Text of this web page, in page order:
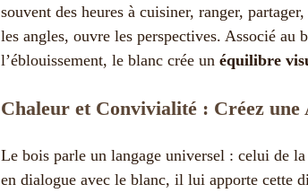
souvent des heures à cuisiner, ranger,
les angles, ouvre les perspectives. Associé
l’éblouissement, le blanc crée un équilibre
Chaleur et Convivialité : Créez une
Le bois parle un langage universel : celui de
en dialogue avec le blanc, il lui apporte cette